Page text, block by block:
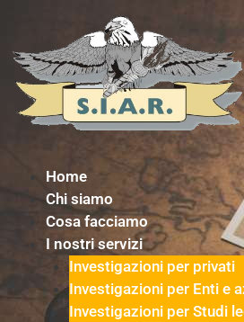
contenuto
Home
Chi siamo
Cosa facciamo
I nostri servizi
Investigazioni per privati
Investigazioni per Enti e
Investigazioni per Studi